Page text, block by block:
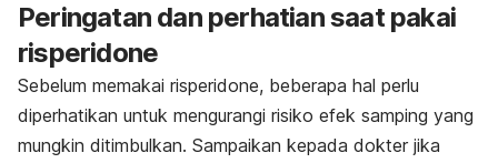
Peringatan dan perhatian saat pakai
risperidone
Sebelum memakai risperidone, beberapa hal perlu
diperhatikan untuk mengurangi risiko efek samping yang
mungkin ditimbulkan. Sampaikan kepada dokter jika